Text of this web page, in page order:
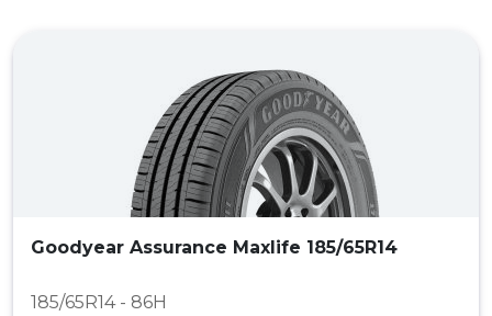
Goodyear Assurance Maxlife 185/65R14
185/65R14 - 86H